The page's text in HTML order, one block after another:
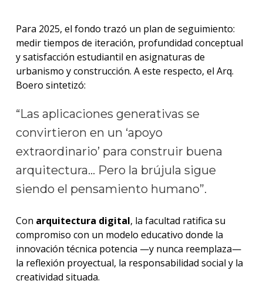
Para 2025, el fondo trazó un plan de seguimiento:
medir tiempos de iteración, profundidad conceptual
y satisfacción estudiantil en asignaturas de
urbanismo y construcción. A este respecto, el Arq.
Boero sintetizó:
“Las aplicaciones generativas se
convirtieron en un ‘apoyo
extraordinario’ para construir buena
arquitectura… Pero la brújula sigue
siendo el pensamiento humano”.
Con arquitectura digital, la facultad ratifica su
compromiso con un modelo educativo donde la
innovación técnica potencia —y nunca reemplaza—
la reflexión proyectual, la responsabilidad social y la
creatividad situada.